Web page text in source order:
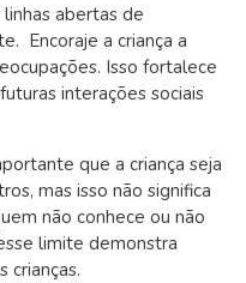
abertas de
Encoraje a criança a
Isso fortalece
interações sociais
que a criança seja
mas isso não significa
não conhece ou não
limite demonstra
crianças.